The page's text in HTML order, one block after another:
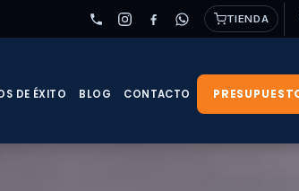
TIENDA
DE ÉXITO BLOG CONTACTO